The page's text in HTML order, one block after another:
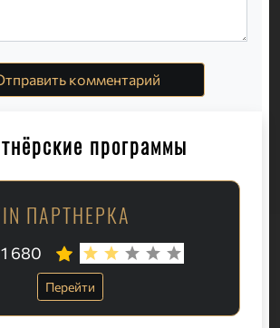
комментарий
программы
ПАРТНЕРКА
1 680
Перейти